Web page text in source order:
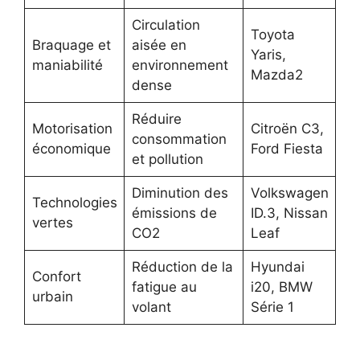
Braquage et
maniabilité
Circulation
aisée en
environnement
dense
Toyota
Yaris,
Mazda2
Motorisation
économique
Réduire
consommation
et pollution
Citroën C3,
Ford Fiesta
Technologies
vertes
Diminution des
émissions de
CO2
Volkswagen
ID.3, Nissan
Leaf
Confort
urbain
Réduction de la
fatigue au
volant
Hyundai
i20, BMW
Série 1